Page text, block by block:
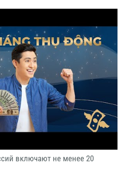
включают не менее 20